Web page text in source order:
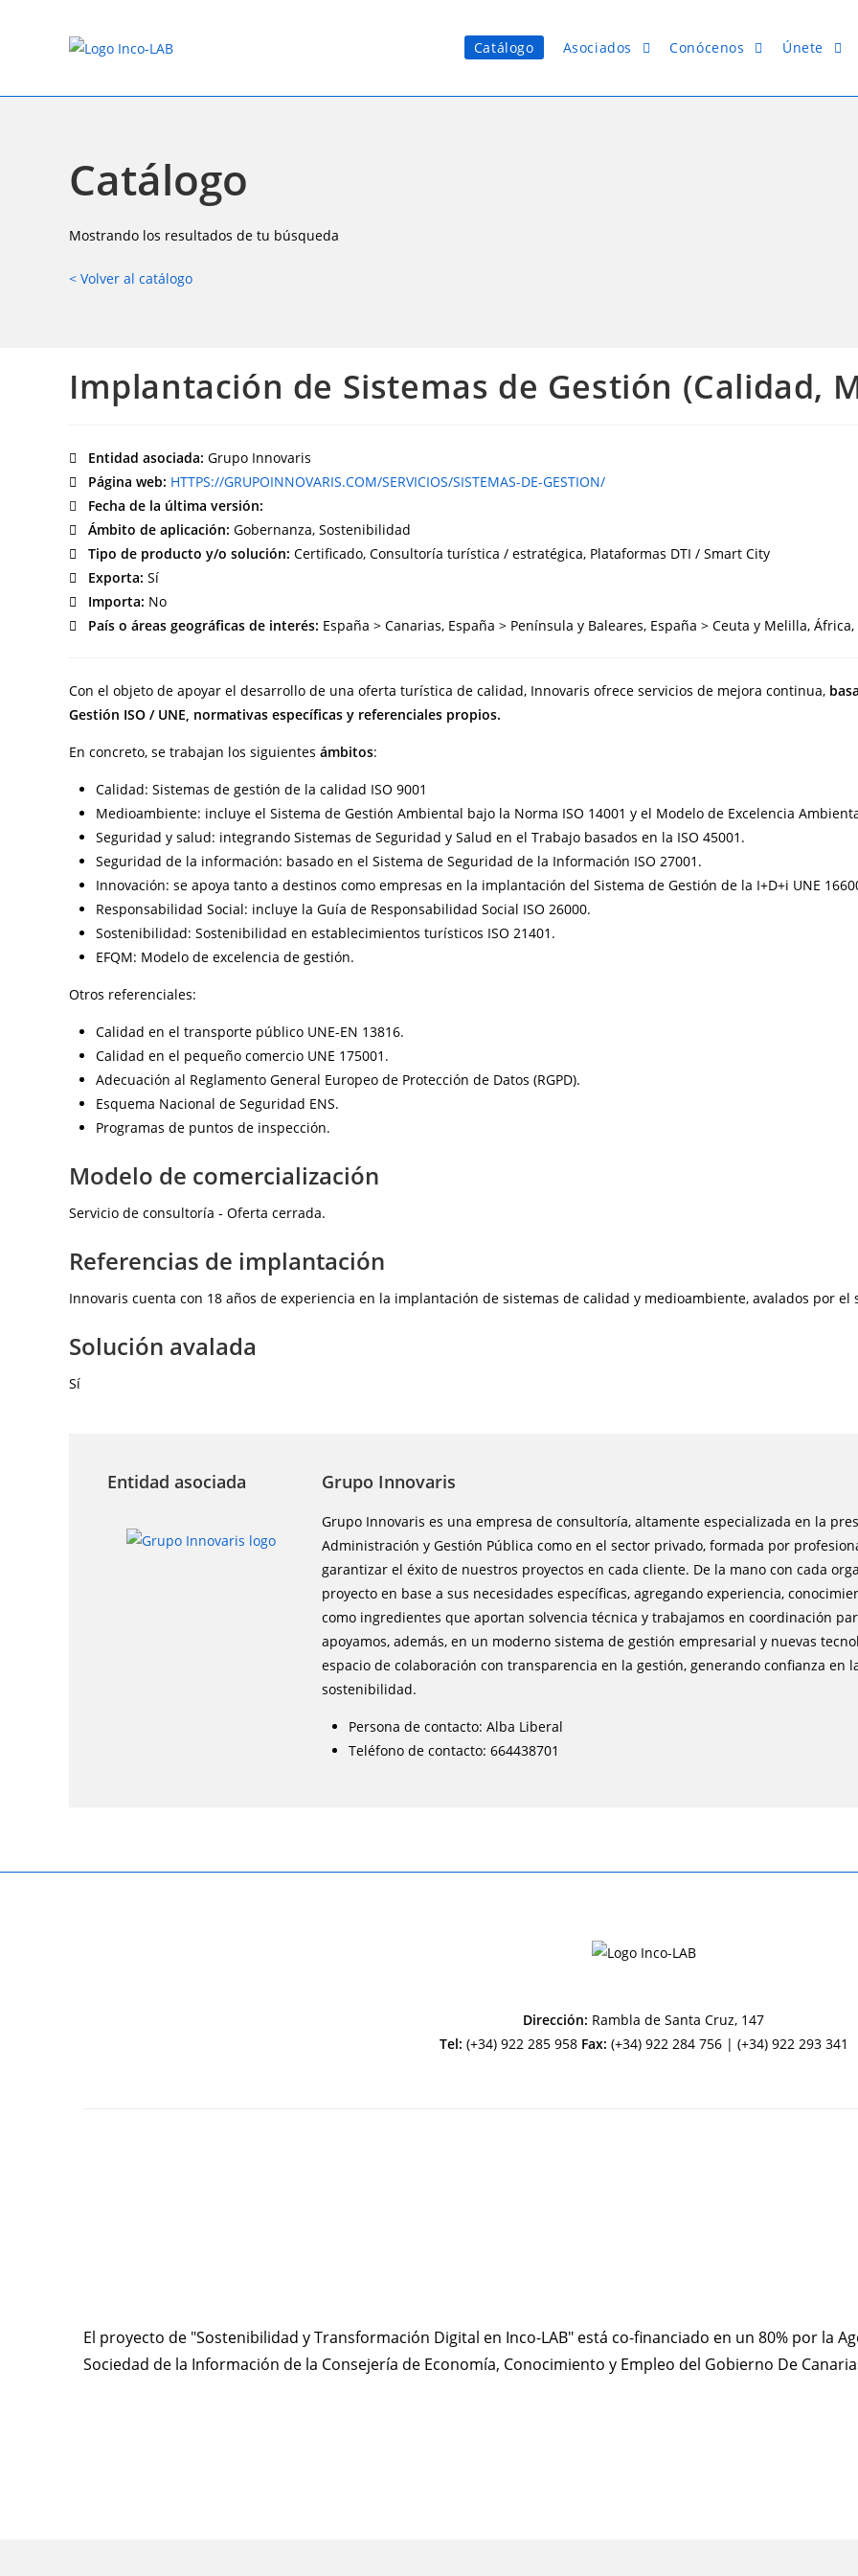
Catálogo Asociados Conócenos Únete
Catálogo
Mostrando los resultados de tu búsqueda
< Volver al catálogo
Implantación de Sistemas de Gestión (Calidad,
Entidad asociada: Grupo Innovaris
Página web: HTTPS://GRUPOINNOVARIS.COM/SERVICIOS/SISTEMAS-DE-GESTION/
Fecha de la última versión:
Ámbito de aplicación: Gobernanza, Sostenibilidad
Tipo de producto y/o solución: Certificado, Consultoría turística / estratégica, Plataformas DTI / Smart City
Exporta: Sí
Importa: No
País o áreas geográficas de interés: España > Canarias, España > Península y Baleares, España > Ceuta y Melilla,
Con el objeto de apoyar el desarrollo de una oferta turística de calidad, Innovaris ofrece servicios de mejora continua,
Gestión ISO / UNE, normativas específicas y referenciales propios.
En concreto, se trabajan los siguientes ámbitos:
Calidad: Sistemas de gestión de la calidad ISO 9001
Medioambiente: incluye el Sistema de Gestión Ambiental bajo la Norma ISO 14001 y el Modelo de Excelencia
Seguridad y salud: integrando Sistemas de Seguridad y Salud en el Trabajo basados en la ISO 45001.
Seguridad de la información: basado en el Sistema de Seguridad de la Información ISO 27001.
Innovación: se apoya tanto a destinos como empresas en la implantación del Sistema de Gestión de la I+D+i UNE
Responsabilidad Social: incluye la Guía de Responsabilidad Social ISO 26000.
Sostenibilidad: Sostenibilidad en establecimientos turísticos ISO 21401.
EFQM: Modelo de excelencia de gestión.
Otros referenciales:
Calidad en el transporte público UNE-EN 13816.
Calidad en el pequeño comercio UNE 175001.
Adecuación al Reglamento General Europeo de Protección de Datos (RGPD).
Esquema Nacional de Seguridad ENS.
Programas de puntos de inspección.
Modelo de comercialización
Servicio de consultoría - Oferta cerrada.
Referencias de implantación
Innovaris cuenta con 18 años de experiencia en la implantación de sistemas de calidad y medioambiente, avalados por
Solución avalada
Sí
Entidad asociada Grupo Innovaris
Grupo Innovaris es una empresa de consultoría, altamente especializada en la
Administración y Gestión Pública como en el sector privado, formada por
garantizar el éxito de nuestros proyectos en cada cliente. De la mano con cada
proyecto en base a sus necesidades específicas, agregando experiencia,
como ingredientes que aportan solvencia técnica y trabajamos en coordinación
apoyamos, además, en un moderno sistema de gestión empresarial y nuevas
espacio de colaboración con transparencia en la gestión, generando confianza en
sostenibilidad.
Persona de contacto: Alba Liberal
Teléfono de contacto: 664438701
Dirección: Rambla de Santa Cruz, 147
Tel: (+34) 922 285 958 Fax: (+34) 922 284 756 | (+34) 922 293 341
El proyecto de "Sostenibilidad y Transformación Digital en Inco-LAB" está co-financiado en un 80% por la
Sociedad de la Información de la Consejería de Economía, Conocimiento y Empleo del Gobierno De